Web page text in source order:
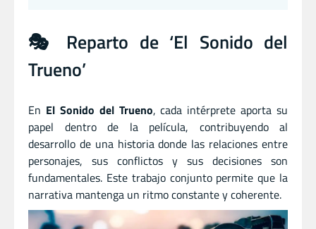
🎭 Reparto de ‘El Sonido del
Trueno’
En El Sonido del Trueno, cada intérprete aporta su
papel dentro de la película, contribuyendo al
desarrollo de una historia donde las relaciones entre
personajes, sus conflictos y sus decisiones son
fundamentales. Este trabajo conjunto permite que la
narrativa mantenga un ritmo constante y coherente.